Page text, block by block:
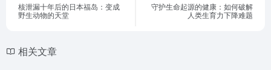
核泄漏十年后的日本福岛：变成
野生动物的天堂
守护生命起源的健康：如何破解
人类生育力下降难题
相关文章